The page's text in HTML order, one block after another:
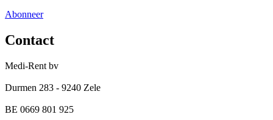
Abonneer
Contact
Medi-Rent bv
Durmen 283 - 9240 Zele
BE 0669 801 925